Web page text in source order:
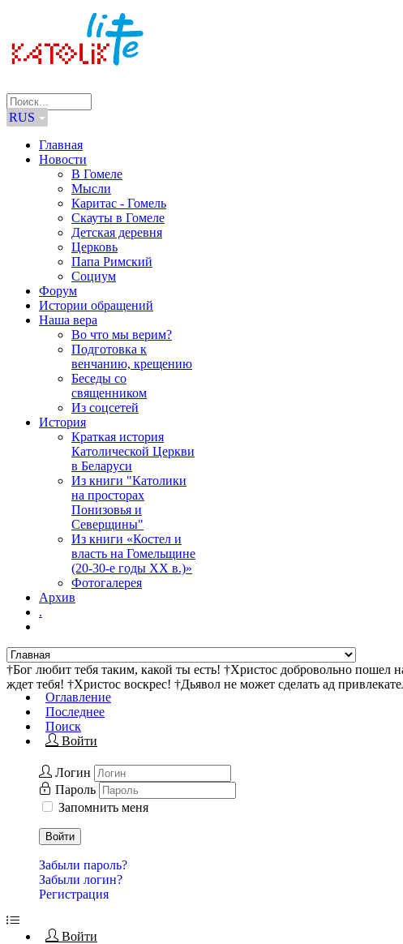
RUS
Главная
Новости
В Гомеле
Мысли
Каритас - Гомель
Скауты в Гомеле
Детская деревня
Церковь
Папа Римский
Социум
Форум
Истории обращений
Наша вера
Во что мы верим?
Подготовка к
венчанию, крещению
Беседы со
священником
Из соцсетей
История
Краткая история
Католической Церкви
в Беларуси
Из книги "Католики
на просторах
Понизовья и
Северщины"
Из книги «Костел и
власть на Гомельщине
(20-30-е годы ХХ в.)»
Фотогалерея
Архив
.
†Бог любит тебя таким, какой ты есть! †Христос добровольно
ждет тебя! †Христос воскрес! †Дьявол не может сделать ад
Оглавление
Последнее
Поиск
Войти
Логин
Пароль
Запомнить меня
Войти
Забыли пароль?
Забыли логин?
Регистрация
Войти